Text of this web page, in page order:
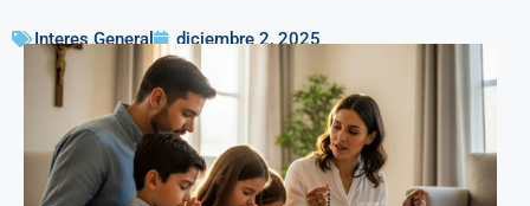
Interes General diciembre 2, 2025